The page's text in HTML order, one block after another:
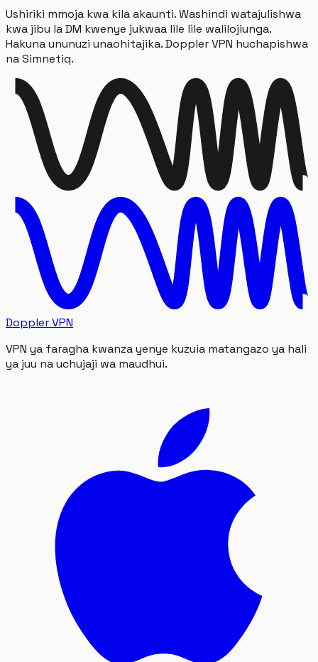
Ushiriki mmoja kwa kila akaunti. Washindi watajulishwa
kwa jibu la DM kwenye jukwaa lile lile walilojiunga.
Hakuna ununuzi unaohitajika. Doppler VPN huchapishwa
na Simnetiq.
Doppler VPN
VPN ya faragha kwanza yenye kuzuia matangazo ya hali
ya juu na uchujaji wa maudhui.